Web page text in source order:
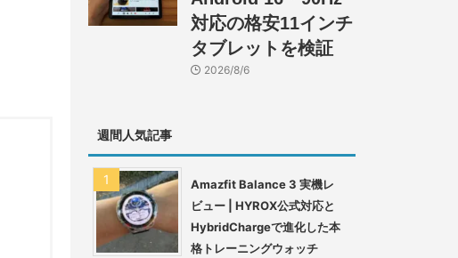
対応の格安11インチ
タブレットを検証
2026/8/6
週間人気記事
Amazfit Balance 3 実機レ
ビュー | HYROX公式対応と
HybridChargeで進化した本
格トレーニングウォッチ